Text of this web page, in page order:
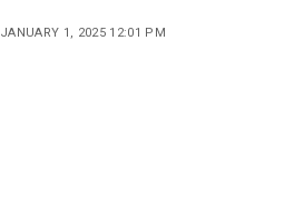
JANUARY 1, 2025 12:01 PM